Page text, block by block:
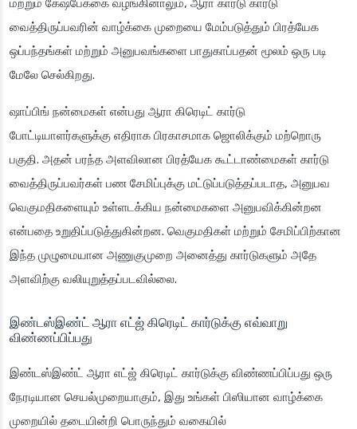
மற்றும் கேஷ்பேக்கை வழங்கினாலும், ஆரா கார்டு கார்டு
வைத்திருப்பவரின் வாழ்க்கை முறையை மேம்படுத்தும் பிரத்யேக
ஒப்பந்தங்கள் மற்றும் அனுபவங்களை பாதுகாப்பதன் மூலம் ஒரு படி
மேலே செல்கிறது.
ஷாப்பிங் நன்மைகள் என்பது ஆரா கிரெடிட் கார்டு
போட்டியாளர்களுக்கு எதிராக பிரகாசமாக ஜொலிக்கும் மற்றொரு
பகுதி. அதன் பரந்த அளவிலான பிரத்யேக கூட்டாண்மைகள் கார்டு
வைத்திருப்பவர்கள் பண சேமிப்புக்கு மட்டுப்படுத்தப்படாத, அனுபவ
வெகுமதிகளையும் உள்ளடக்கிய நன்மைகளை அனுபவிக்கின்றன
என்பதை உறுதிப்படுத்துகின்றன. வெகுமதிகள் மற்றும் சேமிப்பிற்கான
இந்த முழுமையான அணுகுமுறை அனைத்து கார்டுகளும் அதே
அளவிற்கு வலியுறுத்தப்படவில்லை.
இண்டஸ்இண்ட் ஆரா எட்ஜ் கிரெடிட் கார்டுக்கு எவ்வாறு
விண்ணப்பிப்பது
இண்டஸ்இண்ட் ஆரா எட்ஜ் கிரெடிட் கார்டுக்கு விண்ணப்பிப்பது ஒரு
நேரடியான செயல்முறையாகும், இது உங்கள் பிஸியான வாழ்க்கை
முறையில் தடையின்றி பொருந்தும் வகையில்